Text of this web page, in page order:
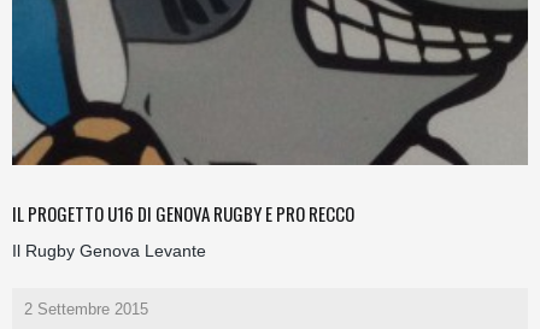
IL PROGETTO U16 DI GENOVA RUGBY E PRO RECCO
Il Rugby Genova Levante
2 Settembre 2015